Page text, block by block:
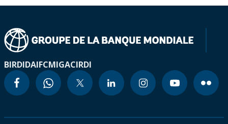
BIRDIDAIFCMIGACIRDI